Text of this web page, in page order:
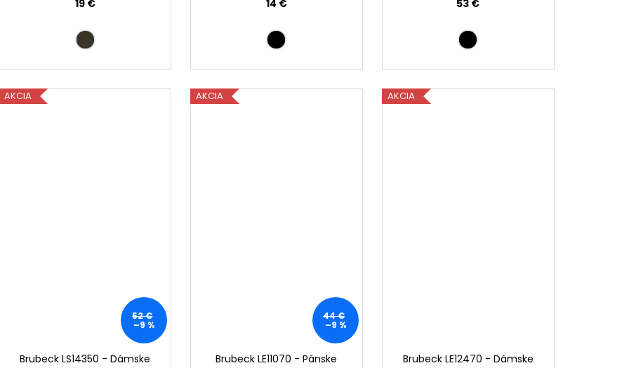
19 €
14 €
53 €
AKCIA
52 €
–9 %
Brubeck LS14350 - Dámske
AKCIA
44 €
–9 %
Brubeck LE11070 - Pánske
AKCIA
Brubeck LE12470 - Dámske